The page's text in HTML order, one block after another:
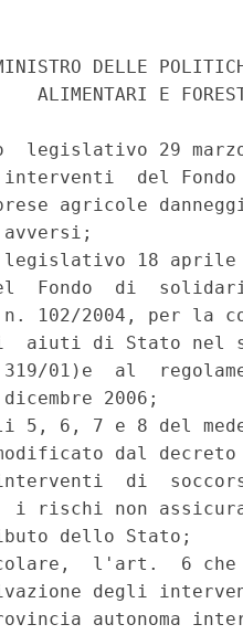
DELLE
ALIMENTARI E
legislativo 29
del Fondo
agricole
18
Fondo  di
102/2004, per la
aiuti di Stato nel
319/01)e  al
2006;
5, 6, 7 e 8 del
dal
di
rischi non
dello Stato;
l'art.  6
degli
autonoma